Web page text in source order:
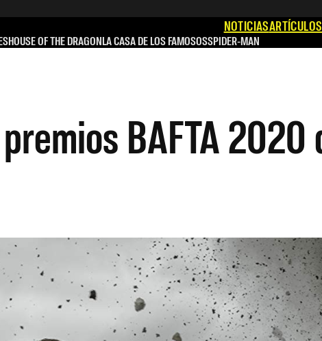
NOTICIASARTÍCULOS
HOUSE OF THE DRAGONLA CASA DE LOS FAMOSOSSPIDER-MAN
BAFTA 2020